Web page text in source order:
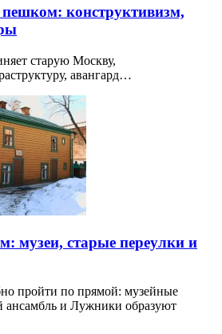
конструктивизм,
старую Москву,
авангард…
музеи, старые переулки и
пройти по прямой: музейные
ансамбль и Лужники образуют